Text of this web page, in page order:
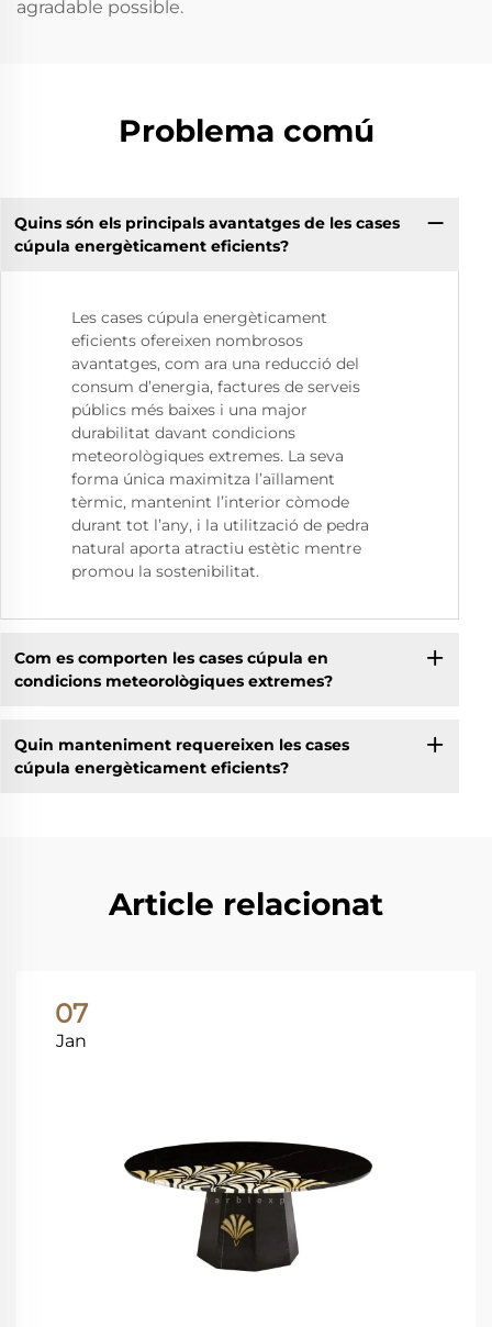
agradable possible.
Problema comú
Quins són els principals avantatges de les cases
cúpula energèticament eficients?
Les cases cúpula energèticament
eficients ofereixen nombrosos
avantatges, com ara una reducció del
consum d’energia, factures de serveis
públics més baixes i una major
durabilitat davant condicions
meteorològiques extremes. La seva
forma única maximitza l’aïllament
tèrmic, mantenint l’interior còmode
durant tot l’any, i la utilització de pedra
natural aporta atractiu estètic mentre
promou la sostenibilitat.
Com es comporten les cases cúpula en
condicions meteorològiques extremes?
Quin manteniment requereixen les cases
cúpula energèticament eficients?
Article relacionat
07
Jan